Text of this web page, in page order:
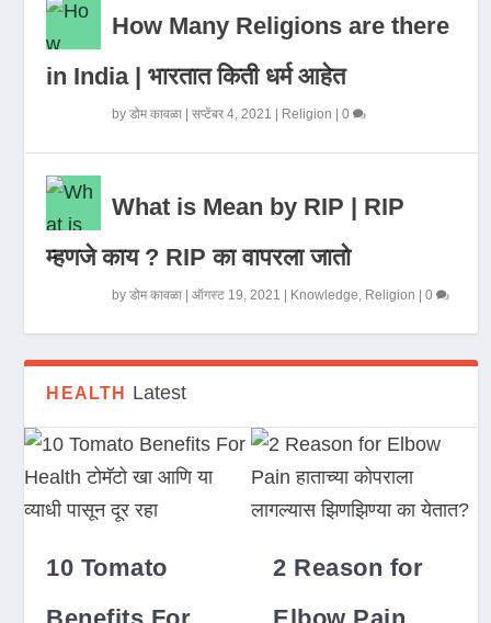
How Many Religions are there
in India | भारतात किती धर्म आहेत
byडोम कावळा |सप्टेंबर 4, 2021 Religion |0
What is Mean by RIP | RIP
म्हणजे काय ? RIP का वापरला जातो
byडोम कावळा |ऑगस्ट 19, 2021 Knowledge, Religion |0
HEALTH Latest
10 Tomato
2 Reason for